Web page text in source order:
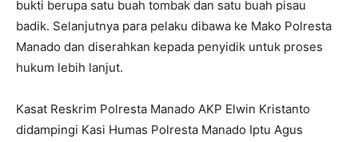
bukti berupa satu buah tombak dan satu buah pisau
badik. Selanjutnya para pelaku dibawa ke Mako Polresta
Manado dan diserahkan kepada penyidik untuk proses
hukum lebih lanjut.
Kasat Reskrim Polresta Manado AKP Elwin Kristanto
didampingi Kasi Humas Polresta Manado Iptu Agus